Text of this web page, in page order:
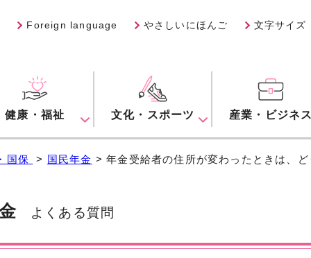
Foreign language やさしいにほんご 文字サイズ
健康・福祉 文化・スポーツ 産業・ビジネス
国保 > 国民年金 > 年金受給者の住所が変わったときは、
よくある質問